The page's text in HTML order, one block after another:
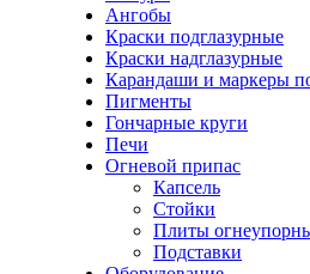
Ангобы
Краски подглазурные
Краски надглазурные
Карандаши и маркеры
Пигменты
Гончарные круги
Печи
Огневой припас
Капсель
Стойки
Плиты
Подставки